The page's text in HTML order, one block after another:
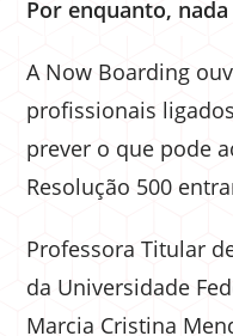
Por enquanto,
A Now Boarding
profissionais
prever o que pode
Resolução 500
Professora Titular
da Universidade
Marcia Cristina